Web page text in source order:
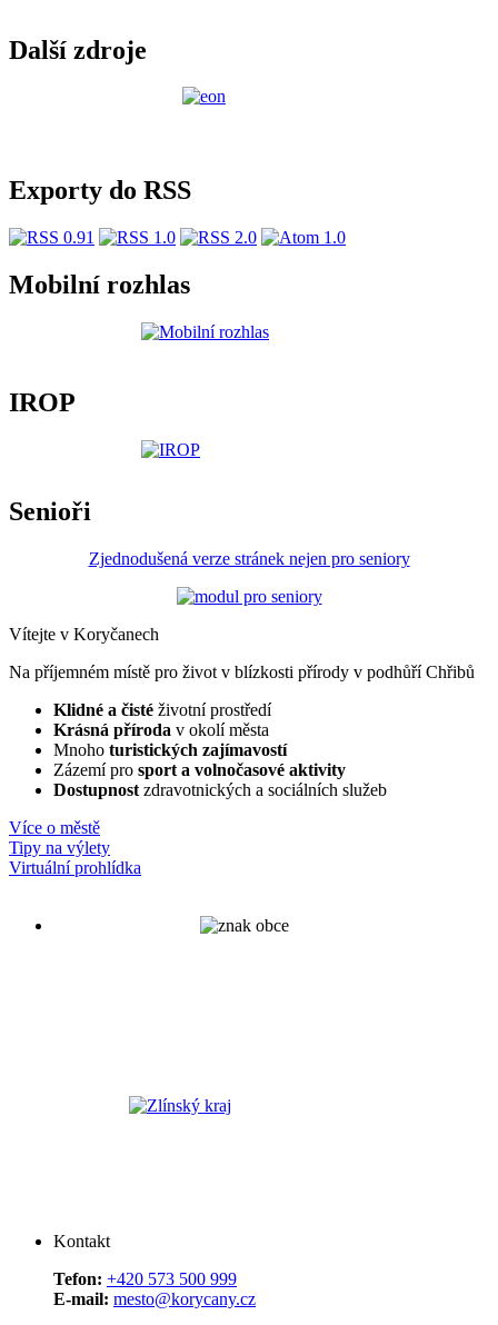
Další zdroje
Exporty do RSS
Mobilní rozhlas
IROP
Senioři
Zjednodušená verze stránek nejen pro seniory
Vítejte v Koryčanech
Na příjemném místě pro život v blízkosti přírody v podhůří Chřibů
Klidné a čisté životní prostředí
Krásná příroda v okolí města
Mnoho turistických zajímavostí
Zázemí pro sport a volnočasové aktivity
Dostupnost zdravotnických a sociálních služeb
Více o městě
Tipy na výlety
Virtuální prohlídka
Kontakt
Tefon: +420 573 500 999
E-mail: mesto@korycany.cz